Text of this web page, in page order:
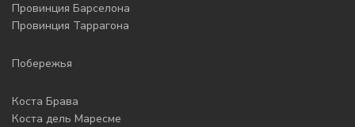
Провинция Барселона
Провинция Таррагона
Побережья
Коста Брава
Коста дель Маресме